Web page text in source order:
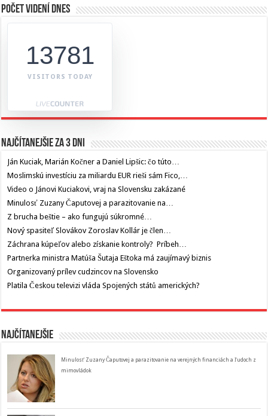
Počet videní dnes
13781
VISITORS TODAY
Najčítanejšie za 3 dni
Ján Kuciak, Marián Kočner a Daniel Lipšic: čo túto…
Moslimskú investíciu za miliardu EUR rieši sám Fico,…
Video o Jánovi Kuciakovi, vraj na Slovensku zakázané
Minulosť Zuzany Čaputovej a parazitovanie na…
Z brucha beštie – ako fungujú súkromné…
Nový spasiteľ Slovákov Zoroslav Kollár je člen…
Záchrana kúpeľov alebo získanie kontroly? Príbeh…
Partnerka ministra Matúša Šutaja Eštoka má zaujímavý biznis
Organizovaný prílev cudzincov na Slovensko
Platila Českou televizi vláda Spojených států amerických?
Najčítanejšie
Minulosť Zuzany Čaputovej a parazitovanie na verejných financiách a ľudoch z
mimovládok